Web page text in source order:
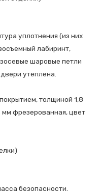
уплотнения (из них
лабиринт,
шаровые петли
утеплена.
толщиной 1,8
фрезерованная, цвет
безопасности.